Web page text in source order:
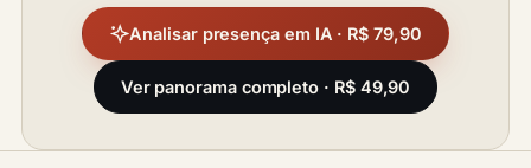
Analisar presença em IA · R$ 79,90
Ver panorama completo · R$ 49,90